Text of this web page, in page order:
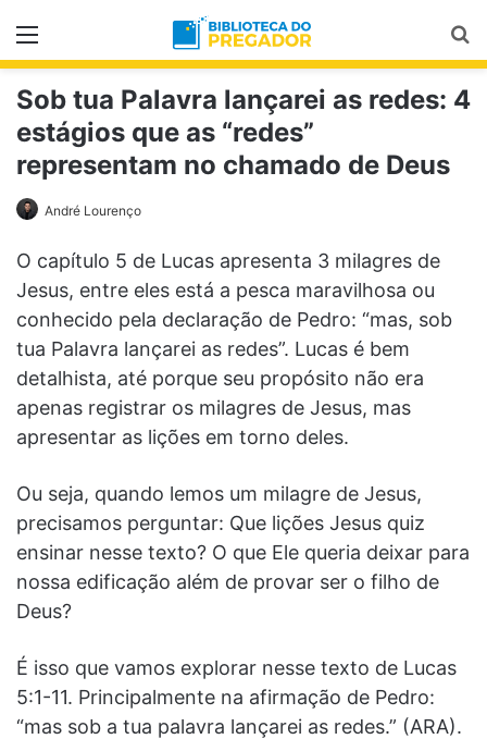
Menu
Sob tua Palavra lançarei as redes: 4
estágios que as “redes”
representam no chamado de Deus
André Lourenço
O capítulo 5 de Lucas apresenta 3 milagres de
Jesus, entre eles está a pesca maravilhosa ou
conhecido pela declaração de Pedro: “mas, sob
tua Palavra lançarei as redes”. Lucas é bem
detalhista, até porque seu propósito não era
apenas registrar os milagres de Jesus, mas
apresentar as lições em torno deles.
Ou seja, quando lemos um milagre de Jesus,
precisamos perguntar: Que lições Jesus quiz
ensinar nesse texto? O que Ele queria deixar para
nossa edificação além de provar ser o filho de
Deus?
É isso que vamos explorar nesse texto de Lucas
5:1-11. Principalmente na afirmação de Pedro:
“mas sob a tua palavra lançarei as redes.” (ARA).